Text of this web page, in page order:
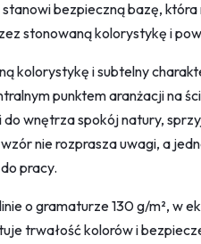
bezpieczną bazę,
stonowaną kolorystykę i
kolorystykę i subtelny
punktem aranżacji na
wnętrza spokój natury,
nie rozprasza uwagi, a
pracy.
o gramaturze 130 g/m², w
trwałość kolorów i